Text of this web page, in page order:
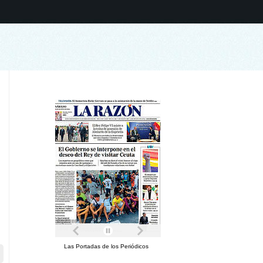
Las Portadas de los Periódicos